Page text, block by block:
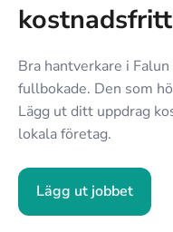
kostnadsfritt
Bra hantverkare i
fullbokade. Den som
Lägg ut ditt uppdrag
lokala företag.
Lägg ut jobbet